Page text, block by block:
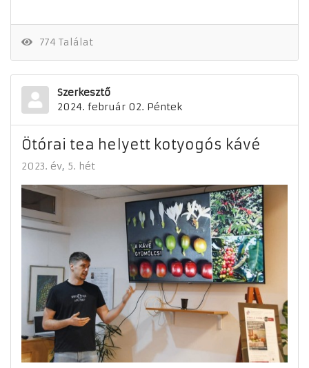
774 Találat
Szerkesztő
2024. február 02. Péntek
Ötórai tea helyett kotyogós kávé
2023. év 5. hét